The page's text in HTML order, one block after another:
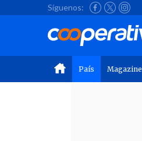
Síguenos:
País Magazine